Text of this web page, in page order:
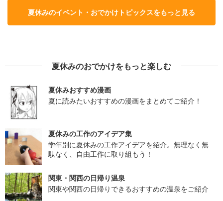
夏休みのイベント・おでかけトピックスをもっと見る
夏休みのおでかけをもっと楽しむ
夏休みおすすめ漫画
夏に読みたいおすすめの漫画をまとめてご紹介！
夏休みの工作のアイデア集
学年別に夏休みの工作アイデアを紹介。無理なく無
駄なく、自由工作に取り組もう！
関東・関西の日帰り温泉
関東や関西の日帰りできるおすすめの温泉をご紹介